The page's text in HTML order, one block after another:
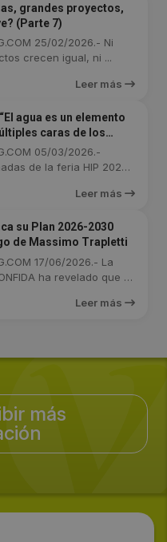
grandes proyectos,
(Parte 7)
25/02/2026.- Ni
crecen igual, ni ...
Leer más
agua es un elemento
caras de los
Y se puede
05/03/2026.-
de la feria HIP 2026,
Leer más
su Plan 2026-2030
de Massimo Trapletti
17/06/2026.- La
ha revelado que el
Leer más
más